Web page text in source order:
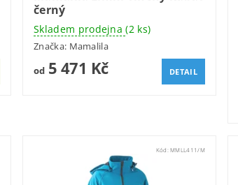
černý
Skladem prodejna(2 ks)
Značka: Mamalila
od5 471 Kč DETAIL
Kód:MMLL411/M